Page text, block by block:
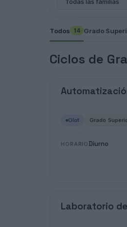
Todos 14 Grado
Ciclos de
Olot Grado
HORARIO Diurno
Laboratorio